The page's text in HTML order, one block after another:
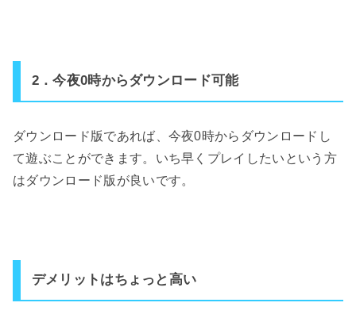
2．今夜0時からダウンロード可能
ダウンロード版であれば、今夜0時からダウンロードし
て遊ぶことができます。いち早くプレイしたいという方
はダウンロード版が良いです。
デメリットはちょっと高い